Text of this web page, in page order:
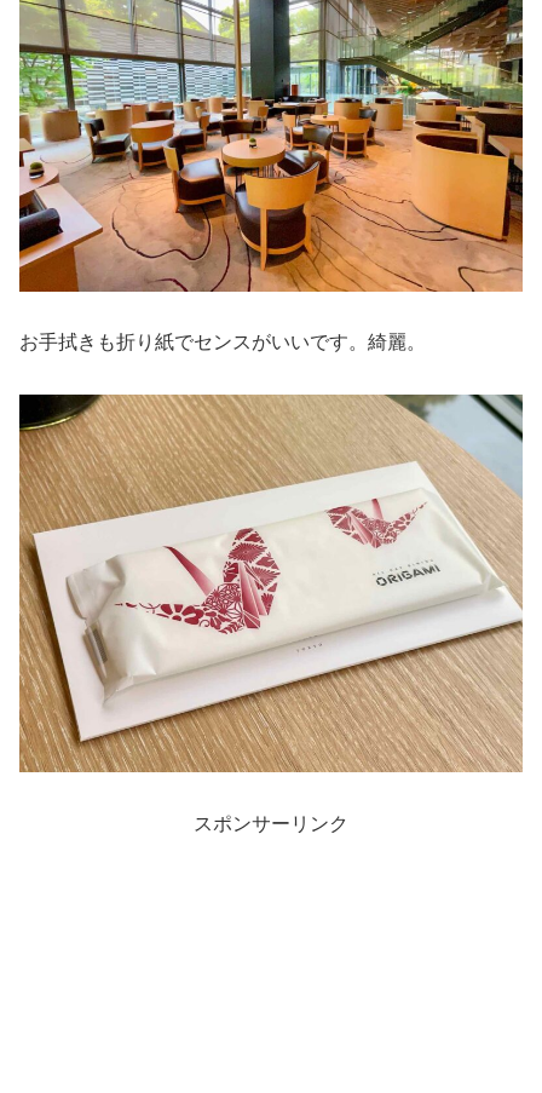
お手拭きも折り紙でセンスがいいです。綺麗。
スポンサーリンク